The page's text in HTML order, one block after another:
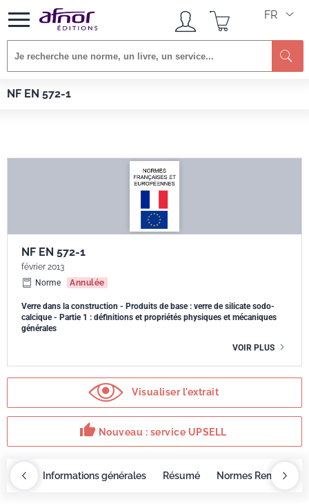
FR
NF EN 572-1
Afnor EDITIONS
NF EN 572-1
février 2013
Norme
Annulée
Verre dans la construction - Produits de base : verre de silicate sodo-
calcique - Partie 1 : définitions et propriétés physiques et mécaniques
générales
VOIR PLUS
Visualiser l'extrait
thumb_up Nouveau : service UPSELL
Informations générales Résumé Normes